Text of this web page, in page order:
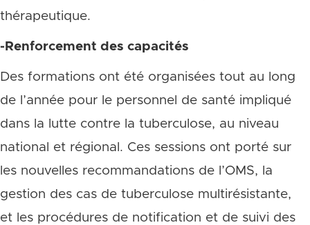
thérapeutique.
-Renforcement des capacités
Des formations ont été organisées tout au long
de l’année pour le personnel de santé impliqué
dans la lutte contre la tuberculose, au niveau
national et régional. Ces sessions ont porté sur
les nouvelles recommandations de l’OMS, la
gestion des cas de tuberculose multirésistante,
et les procédures de notification et de suivi des